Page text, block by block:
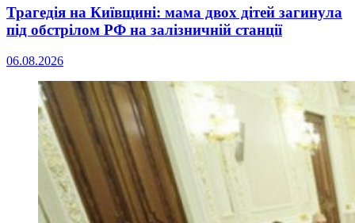
Трагедія на Київщині: мама двох дітей загинула
під обстрілом РФ на залізничній станції
06.08.2026